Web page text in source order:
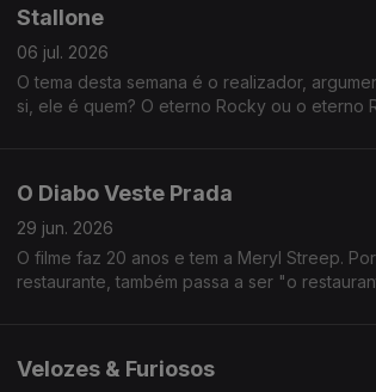
Stallone
06 jul. 2026
O tema desta semana é o realizador,
si, ele é quem? O eterno Rocky ou o eterno
O Diabo Veste Prada
29 jun. 2026
O filme faz 20 anos e tem a Meryl Streep.
restaurante, também passa a ser "o
Velozes & Furiosos